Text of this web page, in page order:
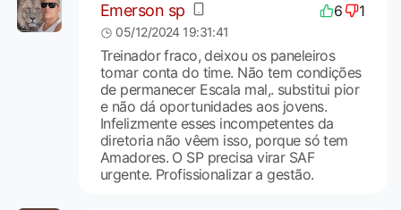
Emerson sp 6 1
05/12/2024 19:31:41
Treinador fraco, deixou os paneleiros
tomar conta do time. Não tem condições
de permanecer Escala mal,. substitui pior
e não dá oportunidades aos jovens.
Infelizmente esses incompetentes da
diretoria não vêem isso, porque só tem
Amadores. O SP precisa virar SAF
urgente. Profissionalizar a gestão.